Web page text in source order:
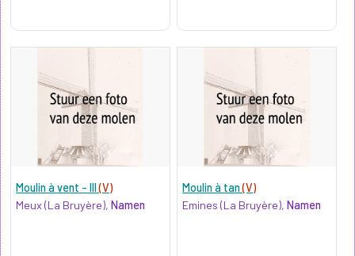
Moulin à vent - III(V)
Meux (La Bruyère), Namen
Moulin à tan(V)
Emines (La Bruyère),Namen